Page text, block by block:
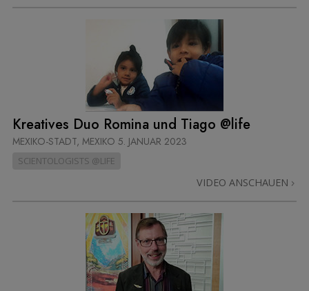
Kreatives Duo Romina und Tiago @life
MEXIKO-STADT, MEXIKO 5. JANUAR 2023
SCIENTOLOGISTS @LIFE
VIDEO ANSCHAUEN